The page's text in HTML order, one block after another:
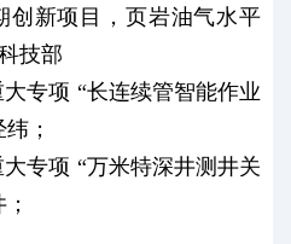
创新项目，页岩油气水平
技部
大专项 “长连续管智能作业
；
大专项 “万米特深井测井关